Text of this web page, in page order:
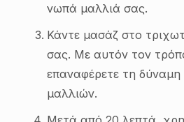
νωπά μαλλιά σας.
Κάντε μασάζ στο
σας. Με αυτόν τον
επαναφέρετε τη δύναμη
μαλλιών.